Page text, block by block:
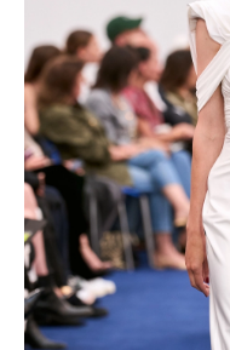
Moda
fikirler, öne
vogue
sırları ve en
haberdar
bültenimize